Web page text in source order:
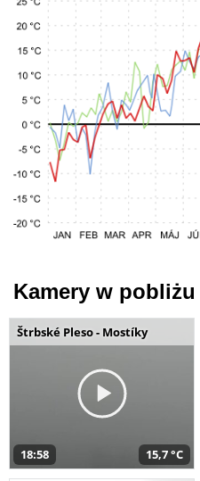
Kamery w pobliżu
Štrbské Pleso - Mostíky
18:58 15,7 °C